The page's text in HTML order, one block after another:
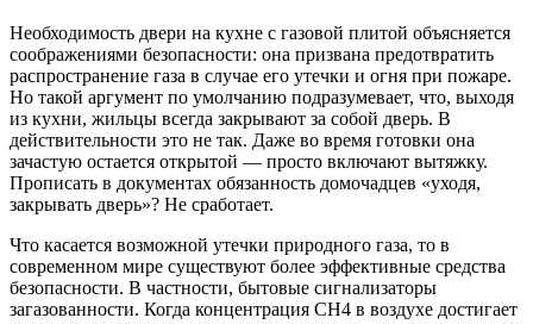
Необходимость двери на кухне с газовой плитой объясняется
соображениями безопасности: она призвана предотвратить
распространение газа в случае его утечки и огня при пожаре.
Но такой аргумент по умолчанию подразумевает, что, выходя
из кухни, жильцы всегда закрывают за собой дверь. В
действительности это не так. Даже во время готовки она
зачастую остается открытой — просто включают вытяжку.
Прописать в документах обязанность домочадцев «уходя,
закрывать дверь»? Не сработает.
Что касается возможной утечки природного газа, то в
современном мире существуют более эффективные средства
безопасности. В частности, бытовые сигнализаторы
загазованности. Когда концентрация СН4 в воздухе достигает